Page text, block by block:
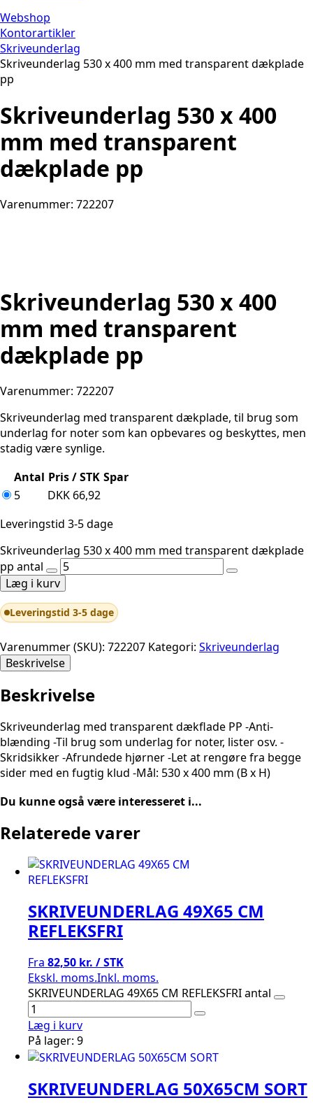
Webshop
Kontorartikler
Skriveunderlag
Skriveunderlag 530 x 400 mm med transparent dækplade
pp
Skriveunderlag 530 x 400
mm med transparent
dækplade pp
Varenummer: 722207
Skriveunderlag 530 x 400
mm med transparent
dækplade pp
Varenummer: 722207
Skriveunderlag med transparent dækplade, til brug som
underlag for noter som kan opbevares og beskyttes, men
stadig være synlige.
Antal Pris / STK Spar
5
DKK 66,92
Leveringstid 3-5 dage
Skriveunderlag 530 x 400 mm med transparent dækplade
pp antal
Læg i kurv
Leveringstid 3-5 dage
Varenummer (SKU): 722207 Kategori: Skriveunderlag
Beskrivelse
Beskrivelse
Skriveunderlag med transparent dækflade PP -Anti-
blænding -Til brug som underlag for noter, lister osv. -
Skridsikker -Afrundede hjørner -Let at rengøre fra begge
sider med en fugtig klud -Mål: 530 x 400 mm (B x H)
Du kunne også være interesseret i...
Relaterede varer
SKRIVEUNDERLAG 49X65 CM
REFLEKSFRI
Fra 82,50 kr. / STK
Ekskl. moms.Inkl. moms.
SKRIVEUNDERLAG 49X65 CM REFLEKSFRI antal
Læg i kurv
På lager: 9
SKRIVEUNDERLAG 50X65CM SORT